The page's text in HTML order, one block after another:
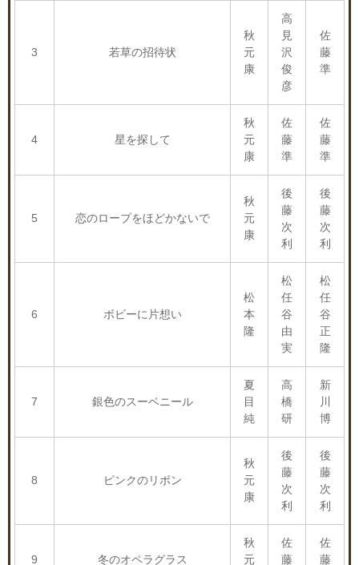
3 若草の招待状
秋
元
康
高
見
沢
俊
彦
佐
藤
準
4 星を探して
秋
元
康
佐
藤
準
佐
藤
準
5 恋のロープをほどかないで
秋
元
康
後
藤
次
利
後
藤
次
利
6 ボビーに片想い
松
本
隆
松
任
谷
由
実
松
任
谷
正
隆
7 銀色のスーベニール
夏
目
純
高
橋
研
新
川
博
8 ピンクのリボン
秋
元
康
後
藤
次
利
後
藤
次
利
9 冬のオペラグラス
秋
元
佐
藤
佐
藤